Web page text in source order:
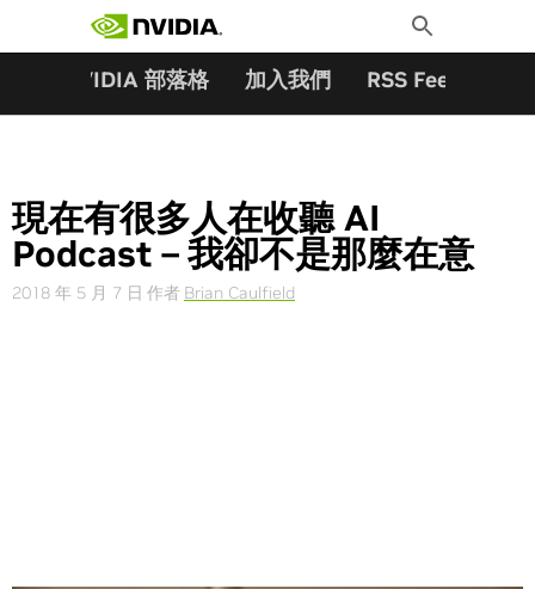
Toggle
Search
NVIDIA 部落格 加入我們 RSS Feeds
現在有很多人在收聽 AI
Podcast－我卻不是那麼在意
2018 年 5 月 7 日 作者 Brian Caulfield